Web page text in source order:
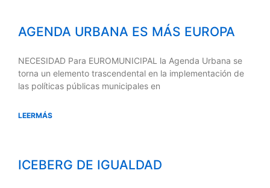
AGENDA URBANA ES MÁS EUROPA
NECESIDAD Para EUROMUNICIPAL la Agenda Urbana se
torna un elemento trascendental en la implementación de
las políticas públicas municipales en
LEERMÁS
ICEBERG DE IGUALDAD